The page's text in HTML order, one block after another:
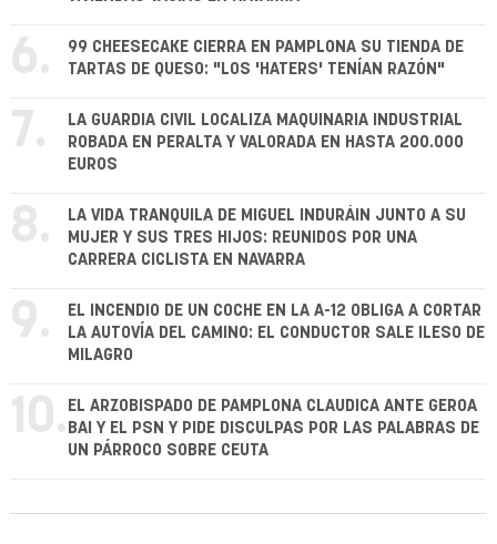
6.
99 CHEESECAKE CIERRA EN PAMPLONA SU TIENDA DE
TARTAS DE QUESO: "LOS 'HATERS' TENÍAN RAZÓN"
7.
LA GUARDIA CIVIL LOCALIZA MAQUINARIA INDUSTRIAL
ROBADA EN PERALTA Y VALORADA EN HASTA 200.000
EUROS
8.
LA VIDA TRANQUILA DE MIGUEL INDURÁIN JUNTO A SU
MUJER Y SUS TRES HIJOS: REUNIDOS POR UNA
CARRERA CICLISTA EN NAVARRA
9.
EL INCENDIO DE UN COCHE EN LA A-12 OBLIGA A CORTAR
LA AUTOVÍA DEL CAMINO: EL CONDUCTOR SALE ILESO DE
MILAGRO
10. EL ARZOBISPADO DE PAMPLONA CLAUDICA ANTE GEROA
BAI Y EL PSN Y PIDE DISCULPAS POR LAS PALABRAS DE
UN PÁRROCO SOBRE CEUTA